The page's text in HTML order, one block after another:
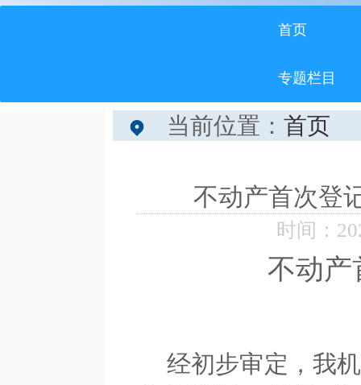
首页
专题栏目
当前位置： 首页
不动产首次登
时间：
不动产
经初步审定，我